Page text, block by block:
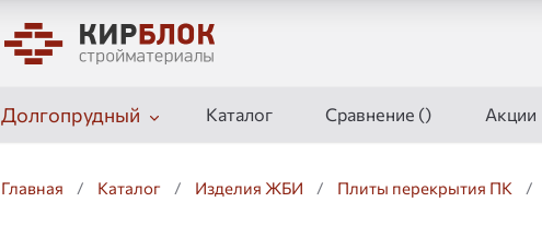
Долгопрудный Каталог Сравнение () Акции
Главная / Каталог / Изделия ЖБИ / Плиты перекрытия ПК /